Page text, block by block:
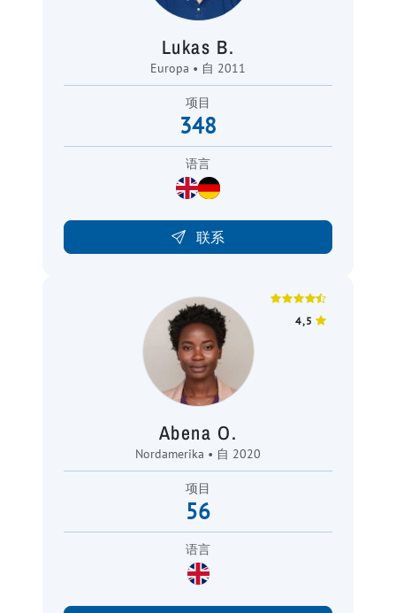
Lukas B.
Europa • 自 2011
项目
348
语言
联系
4,5
Abena O.
Nordamerika • 自 2020
项目
56
语言